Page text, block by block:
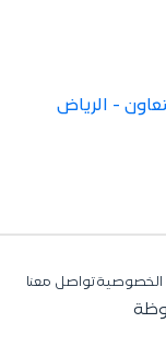
- الرياض
تواصل معنا